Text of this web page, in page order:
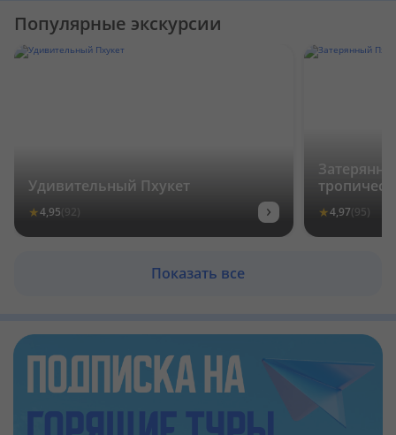
Популярные экскурсии
Удивительный Пхукет
★4,95 (92) › ★4,97(95)
Показать все